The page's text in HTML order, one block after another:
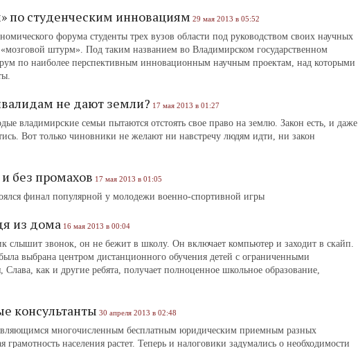
по студенческим инновациям 29 мая 2013 в 05:52
форума студенты трех вузов области под руководством своих научных
штурм». Под таким названием во Владимирском государственном
по наиболее перспективным инновационным научным проектам, над которыми
не дают земли? 17 мая 2013 в 01:27
владимирские семьи пытаются отстоять свое право на землю. Закон есть, и даже
Вот только чиновники не желают ни навстречу людям идти, ни закон
без промахов 17 мая 2013 в 01:05
финал популярной у молодежи военно-спортивной игры
из дома 16 мая 2013 в 00:04
слышит звонок, он не бежит в школу. Он включает компьютер и заходит в скайп.
выбрана центром дистанционного обучения детей с ограниченными
Слава, как и другие ребята, получает полноценное школьное образование,
консультанты 30 апреля 2013 в 02:48
многочисленным бесплатным юридическим приемным разных
грамотность населения растет. Теперь и налоговики задумались о необходимости